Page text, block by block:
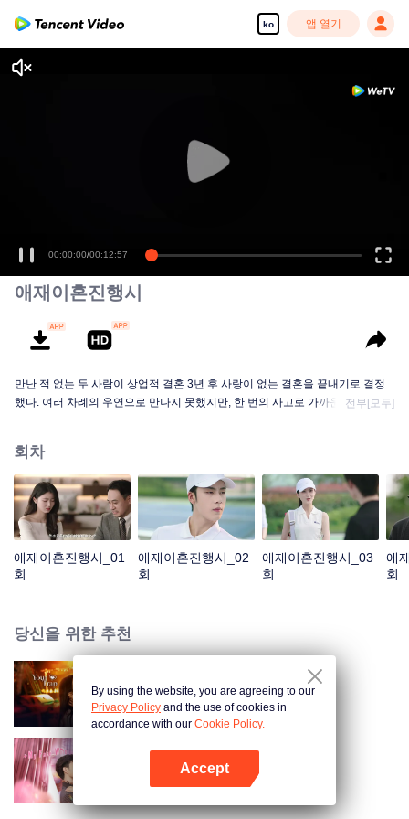
ko 앱 열기
00:00:00/00:12:57
애재이혼진행시
만난 적 없는 두 사람이 상업적 결혼 3년 후 사랑이 없는 결혼을 끝내기로 결정
했다. 여러 차례의 우연으로 만나지 못했지만, 한 번의 사고로 가까운 관계를 맺
다해 관계를 회복하려고 했다. 두 사람은 오해를 풀고 서로의 진심을 확인한 후,
함께 살아가기로 결심한다.
전부[모두]
회차
애재이혼진행시_01
회
애재이혼진행시_02
회
애재이혼진행시_03
회
애
회
당신을 위한 추천
보보심험
심동적타
By using the website, you are agreeing to our
Privacy Policy and the use of cookies in
accordance with our Cookie Policy.
Accept